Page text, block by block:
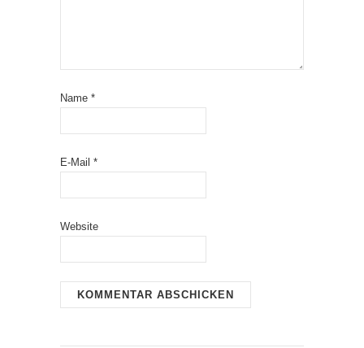
Name *
E-Mail *
Website